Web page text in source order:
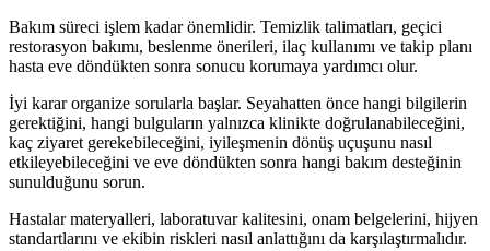
Bakım süreci işlem kadar önemlidir. Temizlik talimatları, geçici
restorasyon bakımı, beslenme önerileri, ilaç kullanımı ve takip planı
hasta eve döndükten sonra sonucu korumaya yardımcı olur.
İyi karar organize sorularla başlar. Seyahatten önce hangi bilgilerin
gerektiğini, hangi bulguların yalnızca klinikte doğrulanabileceğini,
kaç ziyaret gerekebileceğini, iyileşmenin dönüş uçuşunu nasıl
etkileyebileceğini ve eve döndükten sonra hangi bakım desteğinin
sunulduğunu sorun.
Hastalar materyalleri, laboratuvar kalitesini, onam belgelerini, hijyen
standartlarını ve ekibin riskleri nasıl anlattığını da karşılaştırmalıdır.